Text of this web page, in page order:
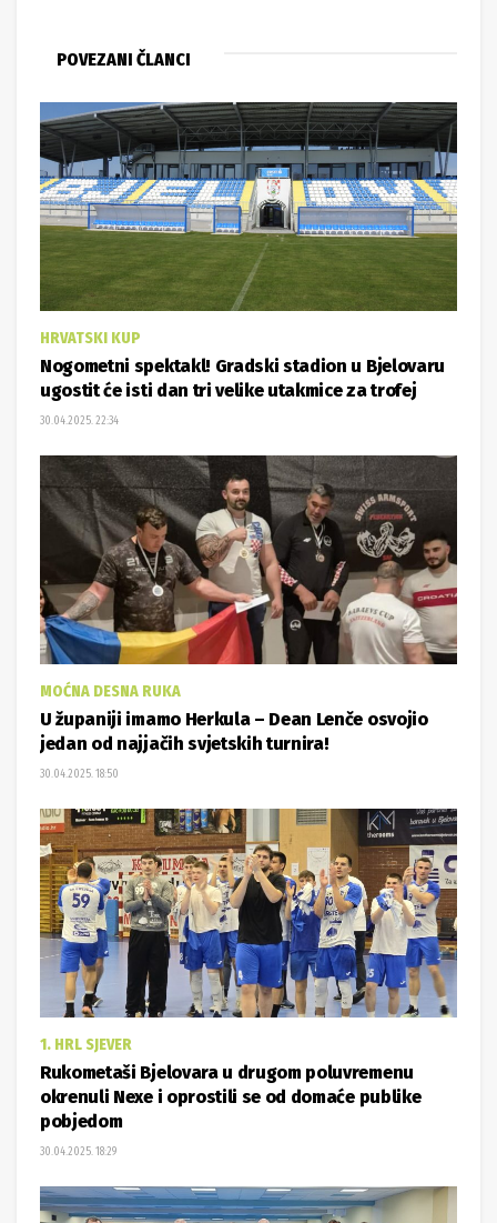
POVEZANI ČLANCI
HRVATSKI KUP
Nogometni spektakl! Gradski stadion u Bjelovaru
ugostit će isti dan tri velike utakmice za trofej
30.04.2025. 22:34
MOĆNA DESNA RUKA
U županiji imamo Herkula – Dean Lenče osvojio
jedan od najjačih svjetskih turnira!
30.04.2025. 18:50
1. HRL SJEVER
Rukometaši Bjelovara u drugom poluvremenu
okrenuli Nexe i oprostili se od domaće publike
pobjedom
30.04.2025. 18:29